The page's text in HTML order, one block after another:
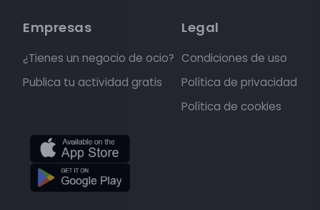
Empresas
¿Tienes un negocio de ocio?
Publica tu actividad gratis
Legal
Condiciones de uso
Política de privacidad
Política de cookies